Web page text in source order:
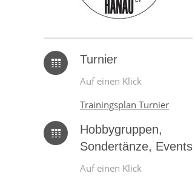
Turnier
Auf einen Klick
Trainingsplan Turnier
Hobbygruppen,
Sondertänze, Events
Auf einen Klick